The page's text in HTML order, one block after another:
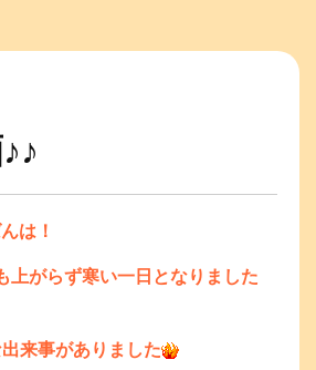
は！
上がらず寒い一日となりました
来事がありました